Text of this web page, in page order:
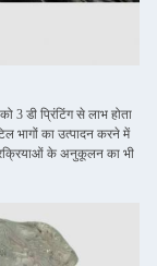
को 3 डी प्रिंटिंग से लाभ होता
भागों का उत्पादन करने में
प्रक्रियाओं के अनुकूलन का भी